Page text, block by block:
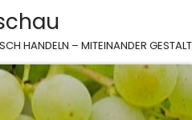
HANDELN – MITEINANDER